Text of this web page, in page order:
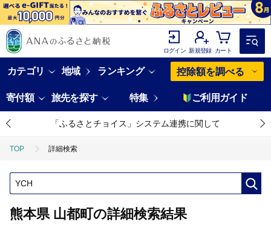
ログイン 新規登録 カート
カテゴリ 地域 ランキング 控除額を調べる
寄付額 旅先を探す 特集 ご利用ガイド
「ふるさとチョイス」システム連携に関して
TOP 詳細検索
熊本県 山都町の詳細検索結果